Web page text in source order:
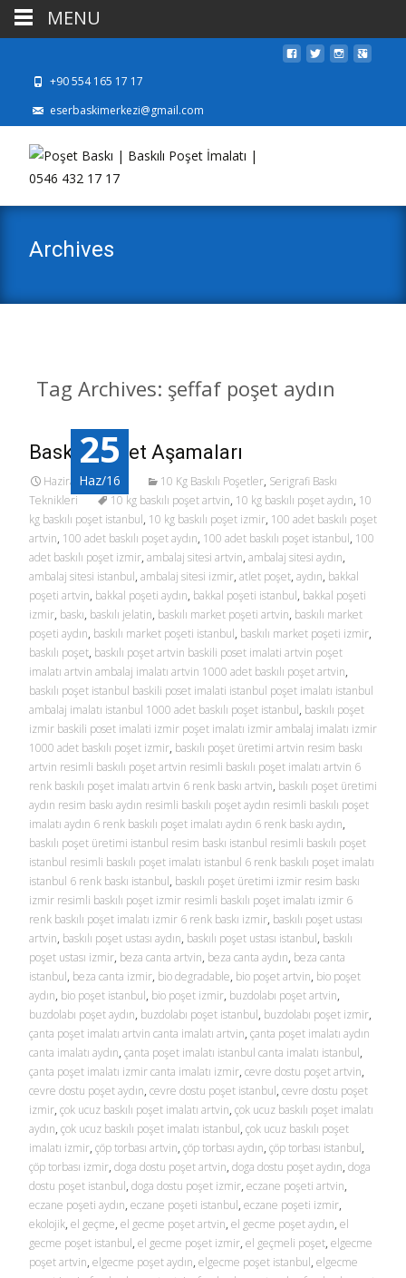
+90 554 165 17 17
eserbaskimerkezi@gmail.com
Archives
Tag Archives: şeffaf poşet aydın
25
Haz/16
Baskılı Poşet Aşamaları
Haziran 25, 2016 10 Kg Baskılı Poşetler, Serigrafi Baskı
Teknikleri
10 kg baskılı poşet artvin, 10 kg baskılı poşet aydın, 10
kg baskılı poşet istanbul, 10 kg baskılı poşet izmir, 100 adet baskılı poşet
artvin, 100 adet baskılı poşet aydın, 100 adet baskılı poşet istanbul, 100
adet baskılı poşet izmir, ambalaj sitesi artvin, ambalaj sitesi aydın,
ambalaj sitesi istanbul, ambalaj sitesi izmir, atlet poşet, aydın, bakkal
poşeti artvin, bakkal poşeti aydın, bakkal poşeti istanbul, bakkal poşeti
izmir, baskı, baskılı jelatin, baskılı market poşeti artvin, baskılı market
poşeti aydın, baskılı market poşeti istanbul, baskılı market poşeti izmir,
baskılı poşet, baskılı poşet artvin baskili poset imalati artvin poşet
imalatı artvin ambalaj imalatı artvin 1000 adet baskılı poşet artvin,
baskılı poşet istanbul baskili poset imalati istanbul poşet imalatı istanbul
ambalaj imalatı istanbul 1000 adet baskılı poşet istanbul, baskılı poşet
izmir baskili poset imalati izmir poşet imalatı izmir ambalaj imalatı izmir
1000 adet baskılı poşet izmir, baskılı poşet üretimi artvin resim baskı
artvin resimli baskılı poşet artvin resimli baskılı poşet imalatı artvin 6
renk baskılı poşet imalatı artvin 6 renk baskı artvin, baskılı poşet üretimi
aydın resim baskı aydın resimli baskılı poşet aydın resimli baskılı poşet
imalatı aydın 6 renk baskılı poşet imalatı aydın 6 renk baskı aydın,
baskılı poşet üretimi istanbul resim baskı istanbul resimli baskılı poşet
istanbul resimli baskılı poşet imalatı istanbul 6 renk baskılı poşet imalatı
istanbul 6 renk baskı istanbul, baskılı poşet üretimi izmir resim baskı
izmir resimli baskılı poşet izmir resimli baskılı poşet imalatı izmir 6
renk baskılı poşet imalatı izmir 6 renk baskı izmir, baskılı poşet ustası
artvin, baskılı poşet ustası aydın, baskılı poşet ustası istanbul, baskılı
poşet ustası izmir, beza canta artvin, beza canta aydın, beza canta
istanbul, beza canta izmir, bio degradable, bio poşet artvin, bio poşet
aydın, bio poşet istanbul, bio poşet izmir, buzdolabı poşet artvin,
buzdolabı poşet aydın, buzdolabı poşet istanbul, buzdolabı poşet izmir,
çanta poşet imalatı artvin canta imalatı artvin, çanta poşet imalatı aydın
canta imalatı aydın, çanta poşet imalatı istanbul canta imalatı istanbul,
çanta poşet imalatı izmir canta imalatı izmir, cevre dostu poşet artvin,
cevre dostu poşet aydın, cevre dostu poşet istanbul, cevre dostu poşet
izmir, çok ucuz baskılı poşet imalatı artvin, çok ucuz baskılı poşet imalatı
aydın, çok ucuz baskılı poşet imalatı istanbul, çok ucuz baskılı poşet
imalatı izmir, çöp torbası artvin, çöp torbası aydın, çöp torbası istanbul,
çöp torbası izmir, doga dostu poşet artvin, doga dostu poşet aydın, doga
dostu poşet istanbul, doga dostu poşet izmir, eczane poşeti artvin,
eczane poşeti aydın, eczane poşeti istanbul, eczane poşeti izmir,
ekolojik, el geçme, el gecme poşet artvin, el gecme poşet aydın, el
gecme poşet istanbul, el gecme poşet izmir, el geçmeli poşet, elgecme
poşet artvin, elgecme poşet aydın, elgecme poşet istanbul, elgecme
MENU